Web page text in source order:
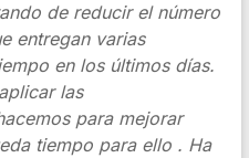
de reducir el número
entregan varias
en los últimos días.
las
para mejorar
tiempo para ello . Ha